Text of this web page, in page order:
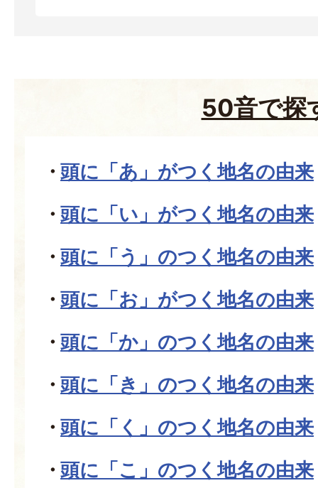
50音で探
頭に「あ」がつく地名の由来
頭に「い」がつく地名の由来
頭に「う」のつく地名の由来
頭に「お」がつく地名の由来
頭に「か」のつく地名の由来
頭に「き」のつく地名の由来
頭に「く」のつく地名の由来
頭に「こ」のつく地名の由来